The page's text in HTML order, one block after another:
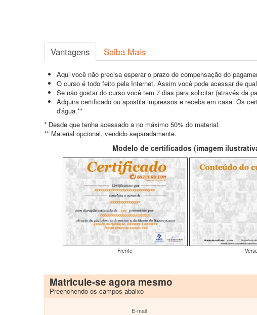
Vantagens Saiba Mais
Aqui você não precisa esperar o prazo de compensação do
O curso é todo feito pela Internet. Assim você pode acessar de
Se não gostar do curso você tem 7 dias para solicitar (através da
Adquira certificado ou apostila impressos e receba em casa. Os
d'água.**
* Desde que tenha acessado a no máximo 50% do material.
** Material opcional, vendido separadamente.
Modelo de certificados (imagem
Frente Verso
Matricule-se agora mesmo
Preenchendo os campos abaixo
E-mail